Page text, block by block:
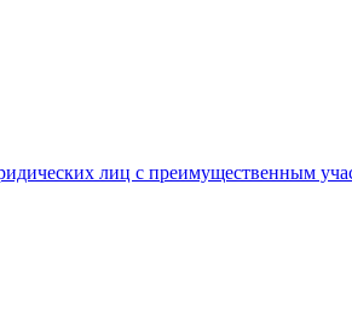
лиц с преимущественным